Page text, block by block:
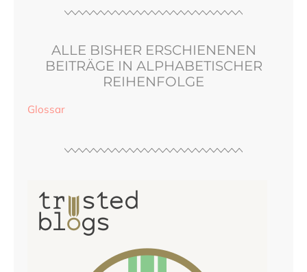
ALLE BISHER ERSCHIENENEN
BEITRÄGE IN ALPHABETISCHER
REIHENFOLGE
Glossar